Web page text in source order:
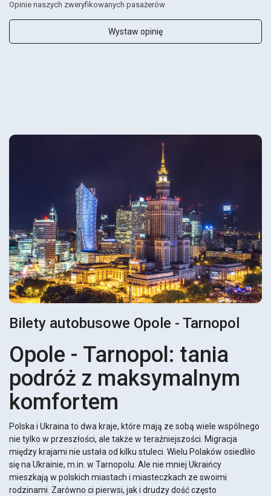
Opinie naszych zweryfikowanych pasażerów
Wystaw opinię
Bilety autobusowe Opole - Tarnopol
Opole - Tarnopol: tania
podróż z maksymalnym
komfortem
Polska i Ukraina to dwa kraje, które mają ze sobą wiele wspólnego
nie tylko w przeszłości, ale także w teraźniejszości. Migracja
między krajami nie ustała od kilku stuleci. Wielu Polaków osiedliło
się na Ukrainie, m.in. w Tarnopolu. Ale nie mniej Ukraińcy
mieszkają w polskich miastach i miasteczkach ze swoimi
rodzinami. Zarówno ci pierwsi, jak i drudzy dość często